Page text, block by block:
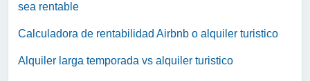
sea rentable
Calculadora de rentabilidad Airbnb o alquiler turistico
Alquiler larga temporada vs alquiler turistico